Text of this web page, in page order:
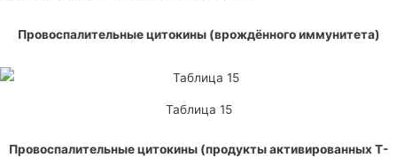
Провоспалительные цитокины (врождённого иммунитета)
Таблица 15
Провоспалительные цитокины (продукты активированных T-